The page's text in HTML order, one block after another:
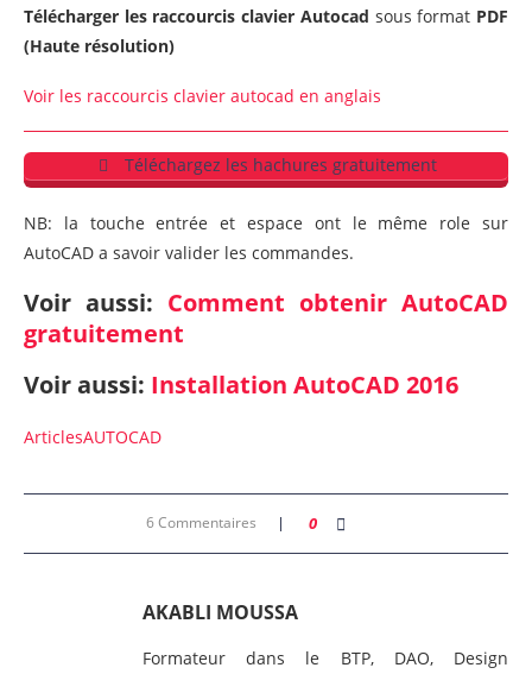
Télécharger les raccourcis clavier Autocad sous format PDF
(Haute résolution)
Voir les raccourcis clavier autocad en anglais
Téléchargez les hachures gratuitement
NB: la touche entrée et espace ont le même role sur
AutoCAD a savoir valider les commandes.
Voir aussi: Comment obtenir AutoCAD
gratuitement
Voir aussi: Installation AutoCAD 2016
ArticlesAUTOCAD
6 Commentaires 0
AKABLI MOUSSA
Formateur dans le BTP, DAO, Design